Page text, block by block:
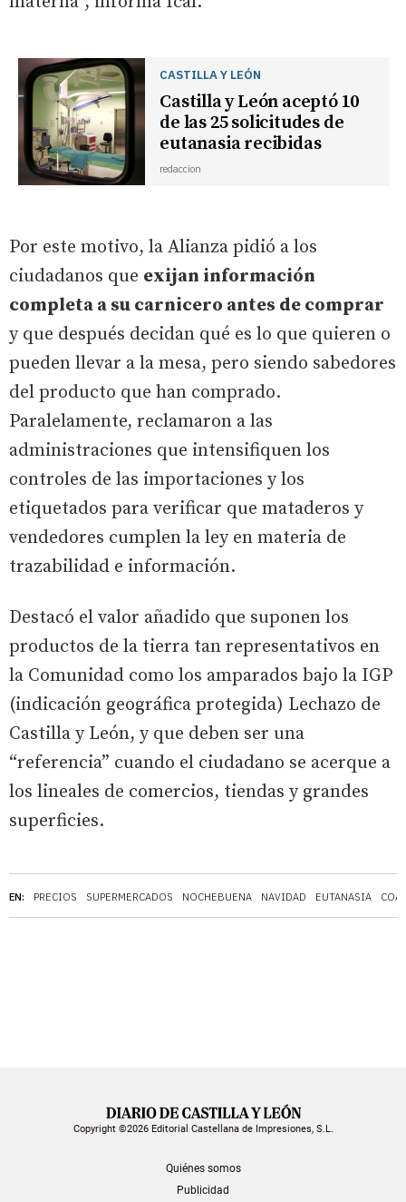
EN: PRECIOS SUPERMERCADOS NOCHEBUENA NAVIDAD EUTANASIA
CASTILLA Y LEÓN
Castilla y León aceptó 10
de las 25 solicitudes de
eutanasia recibidas
redaccion
Por este motivo, la Alianza pidió a los
ciudadanos que exijan información
completa a su carnicero antes de comprar
y que después decidan qué es lo que quieren o
pueden llevar a la mesa, pero siendo sabedores
del producto que han comprado.
Paralelamente, reclamaron a las
administraciones que intensifiquen los
controles de las importaciones y los
etiquetados para verificar que mataderos y
vendedores cumplen la ley en materia de
trazabilidad e información.
Destacó el valor añadido que suponen los
productos de la tierra tan representativos en
la Comunidad como los amparados bajo la IGP
(indicación geográfica protegida) Lechazo de
Castilla y León, y que deben ser una
“referencia” cuando el ciudadano se acerque a
los lineales de comercios, tiendas y grandes
superficies.
Copyright ©2026 Editorial Castellana de Impresiones, S.L.
Quiénes somos
Publicidad